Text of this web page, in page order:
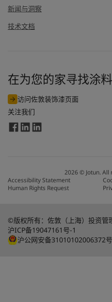
新闻与洞察
技术文档
在为您的家寻找涂
访问佐敦装饰漆页面
关注我们
2026© Jotun.
Accessibility Statement
Human Rights Request
©版权所有：佐敦（上海）投资管
沪ICP备19047161号-1
沪公网安备31010102006372号